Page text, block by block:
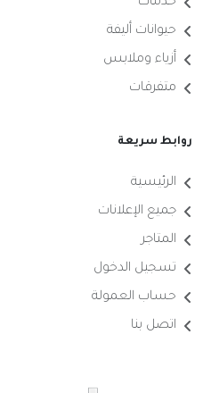
خدمات
حيوانات أليفة
أزياء وملابس
متفرقات
روابط سريعة
الرئيسية
جميع الإعلانات
المتاجر
تسجيل الدخول
حساب العمولة
اتصل بنا